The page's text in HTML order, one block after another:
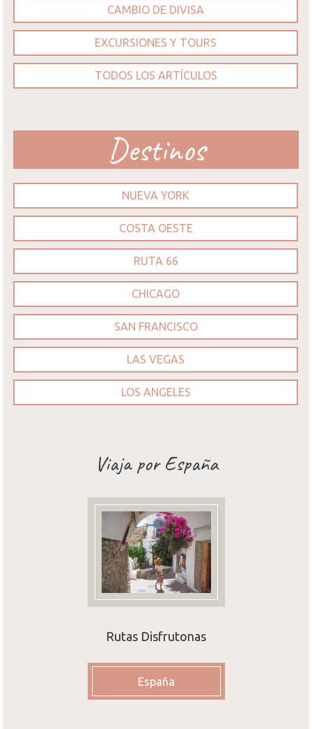
CAMBIO DE DIVISA
EXCURSIONES Y TOURS
TODOS LOS ARTÍCULOS
Destinos
NUEVA YORK
COSTA OESTE
RUTA 66
CHICAGO
SAN FRANCISCO
LAS VEGAS
LOS ANGELES
Viaja por España
Rutas Disfrutonas
España